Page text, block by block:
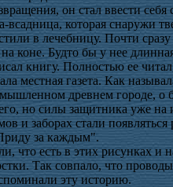
он стал ввести
всадница, которая снаружи
в лечебницу. Почти
коне. Будто бы у нее
книгу. Полностью ее
местная газета. Как
древнем городе, о
но силы защитника уже на
и заборах стали
за каждым".
что есть в этих рисунках и
Так совпало, что
эту историю.